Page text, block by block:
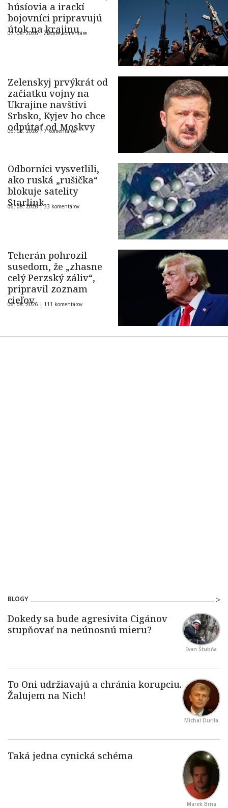
húsíovia a irackí
bojovníci pripravujú
útok na krajinu
07. 08. 2026 |Žiadne komentáre
Zelenskyj prvýkrát od
začiatku vojny na
Ukrajine navštívi
Srbsko, Kyjev ho chce
odpútať od Moskvy
06. 08. 2026 |7 komentárov
Odborníci vysvetlili,
ako ruská „rušička“
blokuje satelity
Starlink
06. 08. 2026 |33 komentárov
Teherán pohrozil
susedom, že „zhasne
celý Perzský záliv“,
pripravil zoznam
cieľov
06. 08. 2026 | 111 komentárov
BLOGY
Ivan Štubňa
Michal Durila
Marek Brna